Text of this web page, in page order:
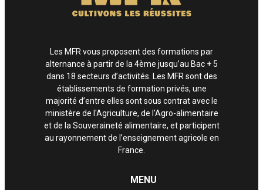
Les MFR vous proposent des formations par
alternance à partir de la 4ème jusqu’au Bac + 5
dans 18 secteurs d’activités. Les MFR sont des
établissements de formation privés, une
majorité d’entre elles sont sous contrat avec le
ministère de l'Agriculture, de l'Agro-alimentaire
et de la Souveraineté alimentaire, et participent
au rayonnement de l’enseignement agricole en
France.
MENU